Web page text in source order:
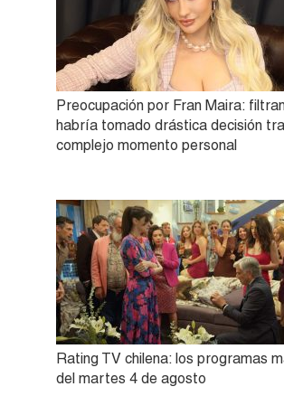
Preocupación por Fran Maira:
habría tomado drástica decisión
complejo momento personal
Rating TV chilena: los programas
del martes 4 de agosto